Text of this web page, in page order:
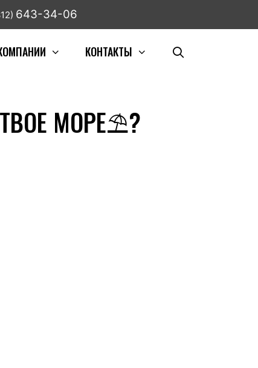
643-34-06
КОНТАКТЫ
МОРЕ⛱?